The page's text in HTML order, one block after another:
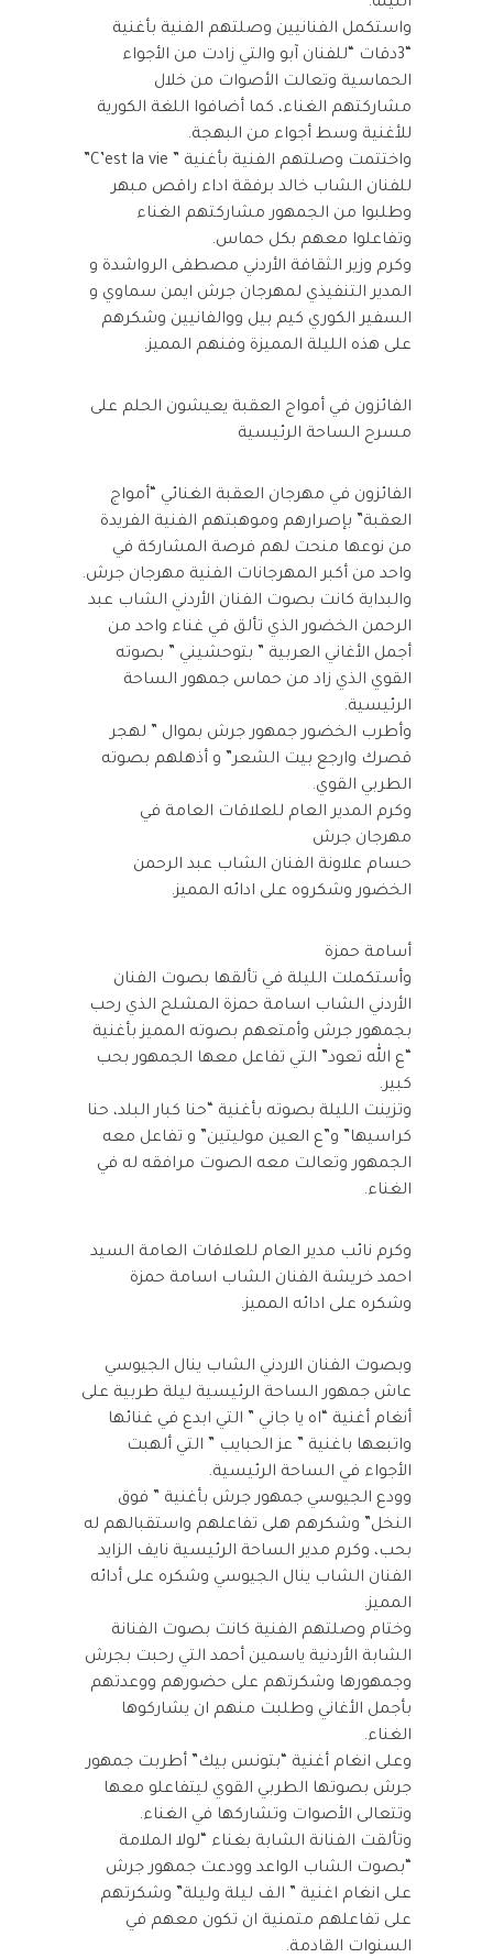
واستكمل الفنانيين وصلتهم الفنية بأغنية
“3دقات “للفنان آبو والتي زادت من الأجواء
الحماسية وتعالت الأصوات من خلال
مشاركتهم الغناء، كما أضافوا اللغة الكورية
للأغنية وسط أجواء من البهجة.
واختتمت وصلتهم الفنية بأغنية ” C’est la vie”
للفنان الشاب خالد برفقة اداء راقص مبهر
وطلبوا من الجمهور مشاركتهم الغناء
وتفاعلوا معهم بكل حماس.
وكرم وزير الثقافة الأردني مصطفى الرواشدة و
المدير التنفيذي لمهرجان جرش ايمن سماوي و
السفير الكوري كيم بيل ووالفانيين وشكرهم
على هذه الليلة المميزة وفنهم المميز.
الفائزون في أمواج العقبة يعيشون الحلم على
مسرح الساحة الرئيسية
الفائزون في مهرجان العقبة الغنائي “أمواج
العقبة” بإصرارهم وموهبتهم الفنية الفريدة
من نوعها منحت لهم فرصة المشاركة في
واحد من أكبر المهرجانات الفنية مهرجان جرش.
والبداية كانت بصوت الفنان الأردني الشاب عبد
الرحمن الخضور الذي تألق في غناء واحد من
أجمل الأغاني العربية ” بتوحشيني ” بصوته
القوي الذي زاد من حماس جمهور الساحة
الرئيسية.
وأطرب الخضور جمهور جرش بموال ” لهجر
قصرك وارجع بيت الشعر” و أذهلهم بصوته
الطربي القوي.
وكرم المدير العام للعلاقات العامة في
مهرجان جرش
حسام علاونة الفنان الشاب عبد الرحمن
الخضور وشكروه على ادائه المميز.
أسامة حمزة
وأستكملت الليلة في تألقها بصوت الفنان
الأردني الشاب اسامة حمزة المشلح الذي رحب
بجمهور جرش وأمتعهم بصوته المميز بأغنية
“ع الله تعود” التي تفاعل معها الجمهور بحب
كبير.
وتزينت الليلة بصوته بأغنية “حنا كبار البلد، حنا
كراسيها” و”ع العين موليتين” و تفاعل معه
الجمهور وتعالت معه الصوت مرافقه له في
الغناء.
وكرم نائب مدير العام للعلاقات العامة السيد
احمد خريشة الفنان الشاب اسامة حمزة
وشكره على ادائه المميز.
وبصوت الفنان الاردني الشاب ينال الجيوسي
عاش جمهور الساحة الرئيسية ليلة طربية على
أنغام أغنية “اه يا جاني ” التي ابدع في غنائها
واتبعها باغنية ” عز الحبايب ” التي ألهبت
الأجواء في الساحة الرئيسية.
وودع الجيوسي جمهور جرش بأغنية ” فوق
النخل” وشكرهم هلى تفاعلهم واستقبالهم له
بحب، وكرم مدير الساحة الرئيسية نايف الزايد
الفنان الشاب ينال الجيوسي وشكره على أدائه
المميز.
وختام وصلتهم الفنية كانت بصوت الفنانة
الشابة الأردنية ياسمين أحمد التي رحبت بجرش
وجمهورها وشكرتهم على حضورهم ووعدتهم
بأجمل الأغاني وطلبت منهم ان يشاركوها
الغناء.
وعلى انغام أغنية “بتونس بيك” أطربت جمهور
جرش بصوتها الطربي القوي ليتفاعلو معها
وتتعالى الأصوات وتشاركها في الغناء.
وتألقت الفنانة الشابة بغناء “لولا الملامة
“بصوت الشاب الواعد وودعت جمهور جرش
على انغام اغنية ” الف ليلة وليلة” وشكرتهم
على تفاعلهم متمنية ان تكون معهم في
السنوات القادمة.